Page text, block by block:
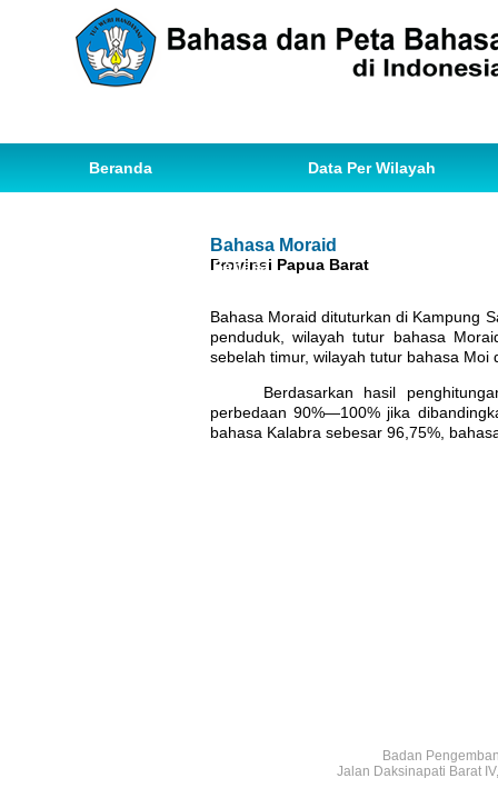
Beranda Data Per Wilayah
Ihwal Pemetaan Bahasa
Bahasa Moraid
Provinsi Papua Barat
Bahasa Moraid dituturkan di Kampung
penduduk, wilayah tutur bahasa
sebelah timur, wilayah tutur bahasa
Berdasarkan hasil
perbedaan 90%—100% jika
bahasa Kalabra sebesar 96,75%,
Badan
Jalan Daksinapati Barat